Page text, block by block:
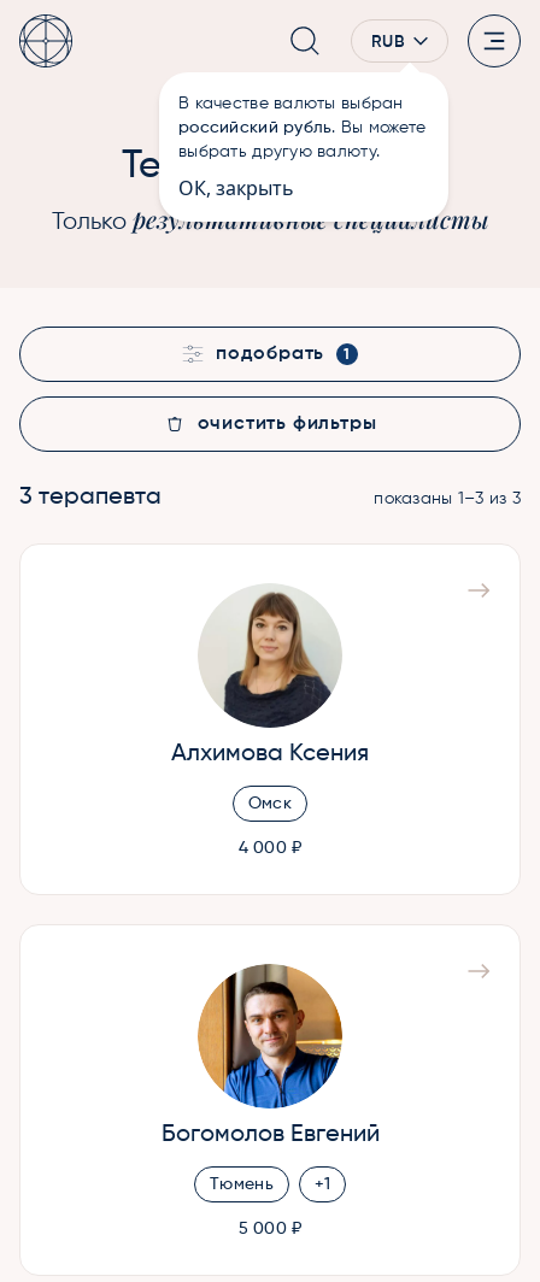
RUB
В качестве валюты выбран
российский рубль. Вы можете
выбрать другую валюту.
ОК, закрыть
Главная — Терапевты
ТерапевтыДуши
Только результативные специалисты
1
подобрать
очистить фильтры
3 терапевта показаны 1–3 из 3
Алхимова Ксения
Омск
4 000 ₽
Богомолов Евгений
Тюмень +1
5 000 ₽